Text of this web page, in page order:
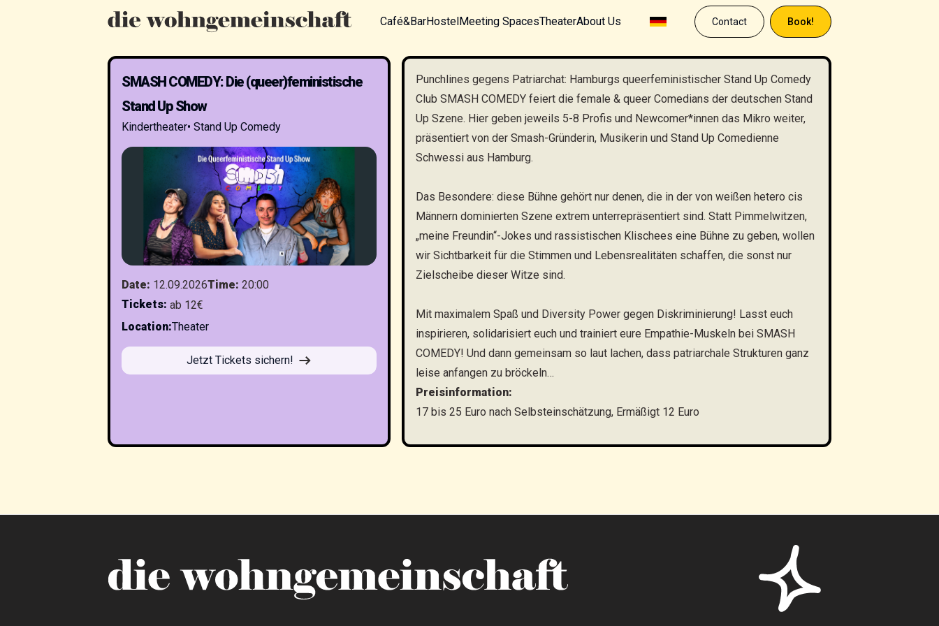
Café&BarHostelMeeting SpacesTheaterAbout Us Contact Book!
SMASH COMEDY: Die (queer)feministische
Stand Up Show
Kindertheater• Stand Up Comedy
Date: 12.09.2026Time: 20:00
Tickets: ab 12€
Location:Theater
Jetzt Tickets sichern!
Punchlines gegens Patriarchat: Hamburgs queerfeministischer Stand Up Comedy
Club SMASH COMEDY feiert die female & queer Comedians der deutschen Stand
Up Szene. Hier geben jeweils 5-8 Profis und Newcomer*innen das Mikro weiter,
präsentiert von der Smash-Gründerin, Musikerin und Stand Up Comedienne
Schwessi aus Hamburg.
Das Besondere: diese Bühne gehört nur denen, die in der von weißen hetero cis
Männern dominierten Szene extrem unterrepräsentiert sind. Statt Pimmelwitzen,
„meine Freundin“-Jokes und rassistischen Klischees eine Bühne zu geben, wollen
wir Sichtbarkeit für die Stimmen und Lebensrealitäten schaffen, die sonst nur
Zielscheibe dieser Witze sind.
Mit maximalem Spaß und Diversity Power gegen Diskriminierung! Lasst euch
inspirieren, solidarisiert euch und trainiert eure Empathie-Muskeln bei SMASH
COMEDY! Und dann gemeinsam so laut lachen, dass patriarchale Strukturen ganz
leise anfangen zu bröckeln…
Preisinformation:
17 bis 25 Euro nach Selbsteinschätzung, Ermäßigt 12 Euro